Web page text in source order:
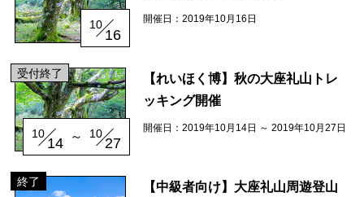
コックさんのいる道の駅ならぬ「村の駅」や鉱山跡地にある学校を活用した
宿泊施設など、村にある施設をご紹介！
10
16
開催日：2019年10月16日
受付終了
10
14 ～ 10
27
【れいほく博】秋の大座礼山トレ
ッキング開催
開催日：2019年10月14日 ～ 2019年10月27日
終了
【中級者向け】大座礼山周遊登山